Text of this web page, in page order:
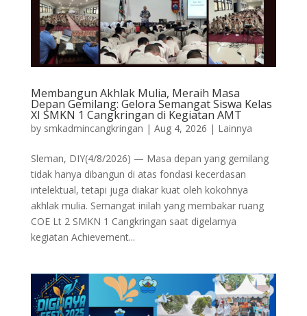
Membangun Akhlak Mulia, Meraih Masa
Depan Gemilang: Gelora Semangat Siswa Kelas
XI SMKN 1 Cangkringan di Kegiatan AMT
by smkadmincangkringan | Aug 4, 2026 | Lainnya
Sleman, DIY(4/8/2026) — Masa depan yang gemilang
tidak hanya dibangun di atas fondasi kecerdasan
intelektual, tetapi juga diakar kuat oleh kokohnya
akhlak mulia. Semangat inilah yang membakar ruang
COE Lt 2 SMKN 1 Cangkringan saat digelarnya
kegiatan Achievement...